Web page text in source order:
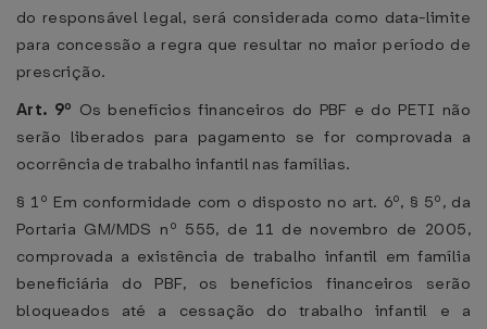
do responsável legal, será considerada como data-limite
para concessão a regra que resultar no maior período de
prescrição.
Art. 9º Os benefícios financeiros do PBF e do PETI não
serão liberados para pagamento se for comprovada a
ocorrência de trabalho infantil nas famílias.
§ 1º Em conformidade com o disposto no art. 6º, § 5º, da
Portaria GM/MDS nº 555, de 11 de novembro de 2005,
comprovada a existência de trabalho infantil em família
beneficiária do PBF, os benefícios financeiros serão
bloqueados até a cessação do trabalho infantil e a